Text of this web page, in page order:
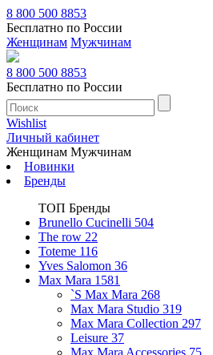
8 800 500 8853
Бесплатно по России
Женщинам Мужчинам
8 800 500 8853
Бесплатно по России
Wishlist
Личный кабинет
Женщинам Мужчинам
Новинки
Бренды
ТОП Бренды
Brunello Cucinelli 504
The row 22
Toteme 116
Yves Salomon 36
Max Mara 1581
`S Max Mara 268
Max Mara Studio 319
Max Mara Collection 297
Leisure 37
Max Mara Accessories 75